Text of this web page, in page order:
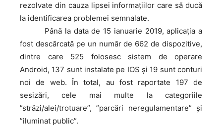
rezolvate din cauza lipsei informațiilor care să ducă
la identificarea problemei semnalate.
Până la data de 15 ianuarie 2019, aplicația a
fost descărcată pe un număr de 662 de dispozitive,
dintre care 525 folosesc sistem de operare
Android, 137 sunt instalate pe IOS și 19 sunt conturi
noi de web. În total, au fost raportate 197 de
sesizări, cele mai multe la categoriile
”străzi/alei/trotuare”, ”parcări neregulamentare” și
”iluminat public”.